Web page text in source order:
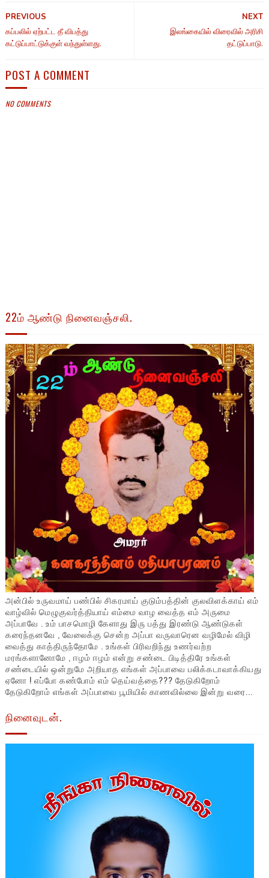
NEXT
இலங்கையில் விரைவில் அரிசி
தட்டுப்பாடு.
PREVIOUS
கப்பலில் ஏற்பட்ட தீ விபத்து
கட்டுப்பாட்டுக்குள் வந்துள்ளது.
POST A COMMENT
NO COMMENTS
22ம் ஆண்டு நினைவஞ்சலி.
அன்பில் உருவமாய் பண்பில் சிகரமாய் குடும்பத்தின் குலவிளக்காய் எம்
வாழ்வில் மெழுகுவர்த்தியாய் எம்மை வாழ வைத்த எம் அருமை
அப்பாவே . உம் பாசமொழி கேளாது இரு பத்து இரண்டு ஆண்டுகள்
கரைந்தனவே , வேலைக்கு சென்ற அப்பா வருவாரென வழிமேல் விழி
வைத்து காத்திருந்தோமே . உங்கள் பிரிவறிந்து உணர்வற்ற
மரங்களானோமே , ஈழம் ஈழம் என்று சண்டை பிடித்திரே உங்கள்
சண்டையில் ஒன்றுமே அறியாத எங்கள் அப்பாவை பலிக்கடாவாக்கியது
ஏனோ ! எப்போ கண்போம் எம் தெய்வத்தை??? தேடுகிறோம்
தேடுகிறோம் எங்கள் அப்பாவை பூமியில் காணவில்லை இன்று வரை...
நினைவுடன்.